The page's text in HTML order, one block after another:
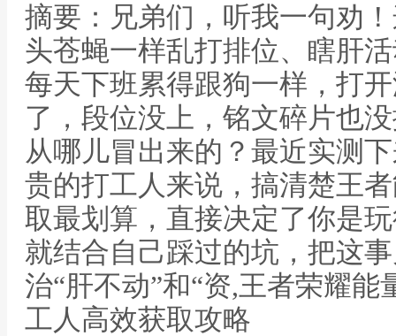
摘要：兄弟们，听我一句劝
头苍蝇一样乱打排位、瞎肝
每天下班累得跟狗一样，打
了，段位没上，铭文碎片也
从哪儿冒出来的？最近实测
贵的打工人来说，搞清楚王
取最划算，直接决定了你是
就结合自己踩过的坑，把这
治“肝不动”和“资,王者荣耀
工人高效获取攻略